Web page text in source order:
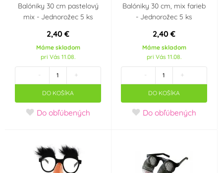
Balóniky 30 cm pastelový
mix - Jednorožec 5 ks
2,40 €
Máme skladom
pri Vás 11.08.
- +
DO KOŠÍKA
Do obľúbených
Balóniky 30 cm, mix farieb
- Jednorožec 5 ks
2,40 €
Máme skladom
pri Vás 11.08.
- +
DO KOŠÍKA
Do obľúbených